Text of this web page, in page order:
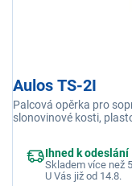
Aulos TS-2I
Palcová opěrka pro
slonovinové kosti,
Ihned k odeslání
Skladem více než
U Vás již od 14.8.